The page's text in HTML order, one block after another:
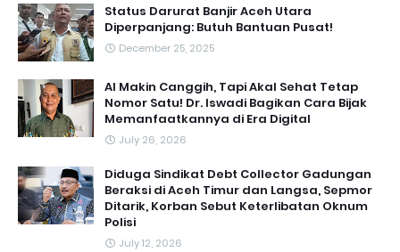
Status Darurat Banjir Aceh Utara
Diperpanjang: Butuh Bantuan Pusat!
December 25, 2025
AI Makin Canggih, Tapi Akal Sehat Tetap
Nomor Satu! Dr. Iswadi Bagikan Cara Bijak
Memanfaatkannya di Era Digital
July 26, 2026
Diduga Sindikat Debt Collector Gadungan
Beraksi di Aceh Timur dan Langsa, Sepmor
Ditarik, Korban Sebut Keterlibatan Oknum
Polisi
July 12, 2026